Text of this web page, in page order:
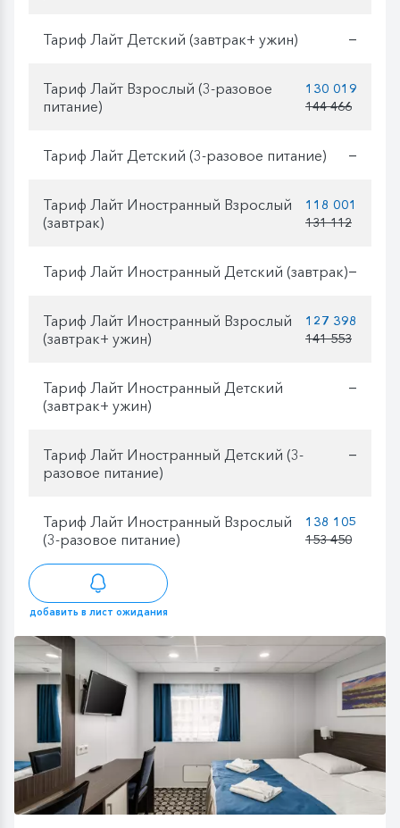
Тариф Лайт Детский (завтрак+ ужин) —
Тариф Лайт Взрослый (3-разовое
питание)
130 019
144 466
Тариф Лайт Детский (3-разовое питание) —
Тариф Лайт Иностранный Взрослый
(завтрак)
118 001
131 112
Тариф Лайт Иностранный Детский (завтрак)—
Тариф Лайт Иностранный Взрослый
(завтрак+ ужин)
127 398
141 553
Тариф Лайт Иностранный Детский
(завтрак+ ужин)
—
Тариф Лайт Иностранный Детский (3-
разовое питание)
—
Тариф Лайт Иностранный Взрослый
(3-разовое питание)
138 105
153 450
добавить в лист ожидания